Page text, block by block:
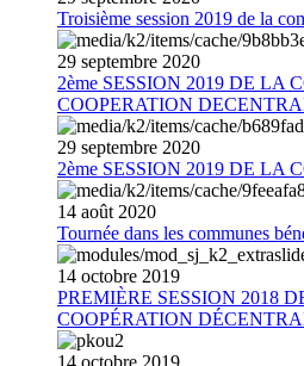
Troisième session 2019 de la
29 septembre 2020
2ème SESSION 2019 DE
COOPERATION
29 septembre 2020
2ème SESSION 2019 DE LA
14 août 2020
Tournée dans les communes
14 octobre 2019
PREMIÈRE SESSION 2018
COOPÉRATION
14 octobre 2019